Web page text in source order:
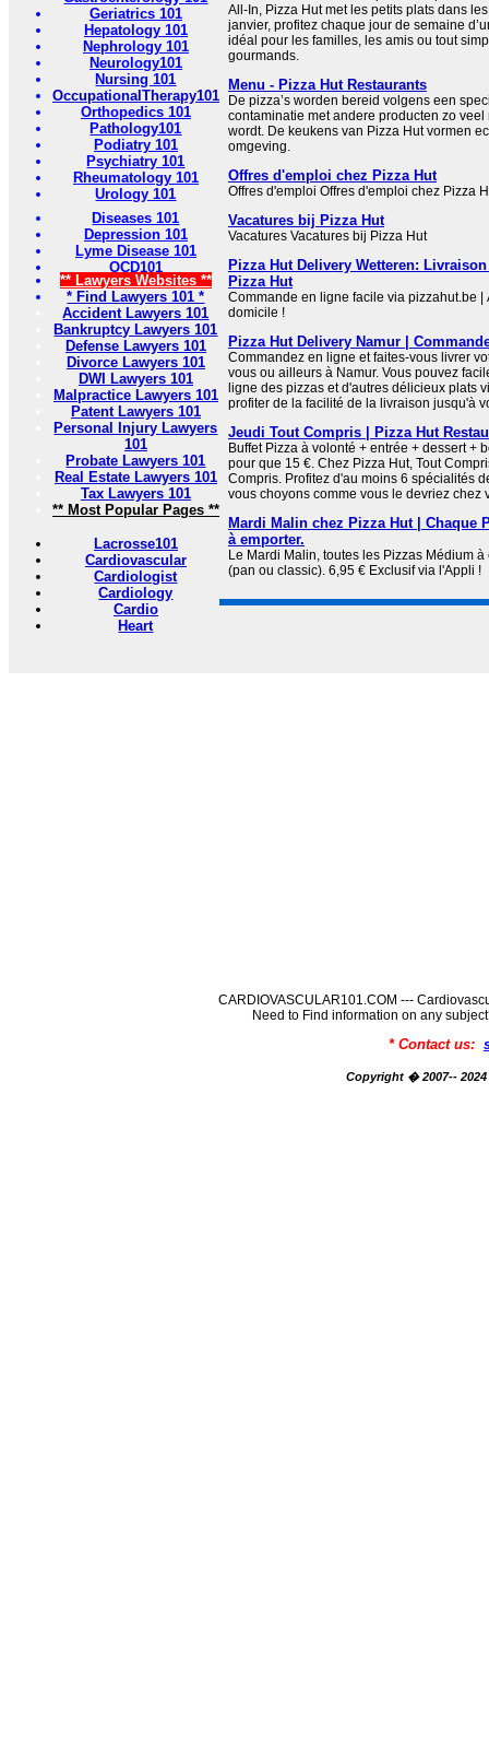
Geriatrics 101
Hepatology 101
Nephrology 101
Neurology101
Nursing 101
OccupationalTherapy101
Orthopedics 101
Pathology101
Podiatry 101
Psychiatry 101
Rheumatology 101
Urology 101
Diseases 101
Depression 101
Lyme Disease 101
OCD101
** Lawyers Websites **
* Find Lawyers 101 *
Accident Lawyers 101
Bankruptcy Lawyers 101
Defense Lawyers 101
Divorce Lawyers 101
DWI Lawyers 101
Malpractice Lawyers 101
Patent Lawyers 101
Personal Injury Lawyers
101
Probate Lawyers 101
Real Estate Lawyers 101
Tax Lawyers 101
** Most Popular Pages **
Lacrosse101
Cardiovascular
Cardiologist
Cardiology
Cardio
Heart
All-In, Pizza Hut met les petits plats dans
janvier, profitez chaque jour de semaine
idéal pour les familles, les amis ou tout
gourmands.
Menu - Pizza Hut Restaurants
De pizza’s worden bereid volgens een
contaminatie met andere producten zo
wordt. De keukens van Pizza Hut vormen
omgeving.
Offres d'emploi chez Pizza Hut
Offres d'emploi Offres d'emploi chez Pizza
Vacatures bij Pizza Hut
Vacatures Vacatures bij Pizza Hut
Pizza Hut Delivery Wetteren:
Pizza Hut
Commande en ligne facile via pizzahut.be |
domicile !
Pizza Hut Delivery Namur |
Commandez en ligne et faites-vous livrer
vous ou ailleurs à Namur. Vous pouvez
ligne des pizzas et d'autres délicieux plats
profiter de la facilité de la livraison jusqu'à
Jeudi Tout Compris | Pizza Hut
Buffet Pizza à volonté + entrée + dessert +
pour que 15 €. Chez Pizza Hut, Tout
Compris. Profitez d'au moins 6 spécialités
vous choyons comme vous le devriez chez
Mardi Malin chez Pizza Hut | Chaque
à emporter.
Le Mardi Malin, toutes les Pizzas Médium
(pan ou classic). 6,95 € Exclusif via l'Appli !
CARDIOVASCULAR101.COM ---
Need to Find information on any
* Contact us:
Copyright � 2007-- 2024